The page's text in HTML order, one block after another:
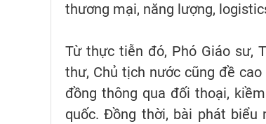
thương mại, năng lượng,
Từ thực tiễn đó, Phó Giáo sư,
thư, Chủ tịch nước cũng đề
đồng thông qua đối thoại,
quốc. Đồng thời, bài phát